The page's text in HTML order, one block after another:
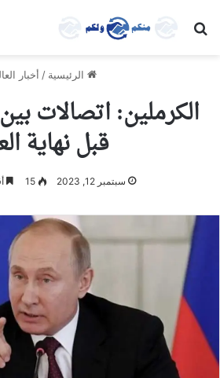
بحث عن
الرئيسية / أخبار
الكرملين: اتصالات
قبل نهاية
سبتمبر 12, 2023 15